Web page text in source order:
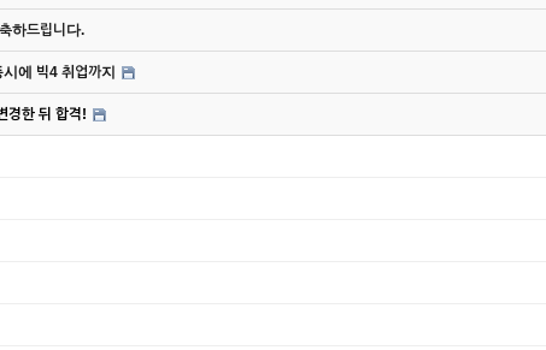
하드립니다.
에 빅4 취업까지
경한 뒤 합격!